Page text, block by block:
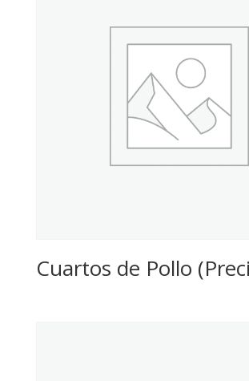
Cuartos de Pollo